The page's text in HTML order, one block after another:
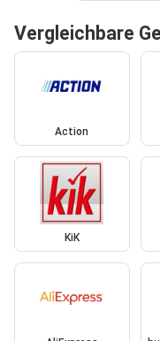
Vergleichbare
Action
KiK